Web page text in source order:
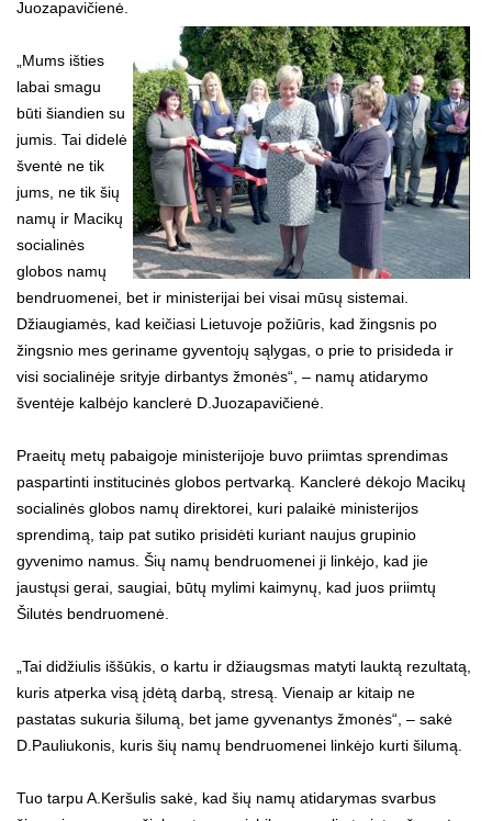
Juozapavičienė.
„Mums išties
labai smagu
būti šiandien su
jumis. Tai didelė
šventė ne tik
jums, ne tik šių
namų ir Macikų
socialinės
globos namų
bendruomenei, bet ir ministerijai bei visai mūsų sistemai.
Džiaugiamės, kad keičiasi Lietuvoje požiūris, kad žingsnis po
žingsnio mes geriname gyventojų sąlygas, o prie to prisideda ir
visi socialinėje srityje dirbantys žmonės“, – namų atidarymo
šventėje kalbėjo kanclerė D.Juozapavičienė.
Praeitų metų pabaigoje ministerijoje buvo priimtas sprendimas
paspartinti institucinės globos pertvarką. Kanclerė dėkojo Macikų
socialinės globos namų direktorei, kuri palaikė ministerijos
sprendimą, taip pat sutiko prisidėti kuriant naujus grupinio
gyvenimo namus. Šių namų bendruomenei ji linkėjo, kad jie
jaustųsi gerai, saugiai, būtų mylimi kaimynų, kad juos priimtų
Šilutės bendruomenė.
„Tai didžiulis iššūkis, o kartu ir džiaugsmas matyti lauktą rezultatą,
kuris atperka visą įdėtą darbą, stresą. Vienaip ar kitaip ne
pastatas sukuria šilumą, bet jame gyvenantys žmonės“, – sakė
D.Pauliukonis, kuris šių namų bendruomenei linkėjo kurti šilumą.
Tuo tarpu A.Keršulis sakė, kad šių namų atidarymas svarbus